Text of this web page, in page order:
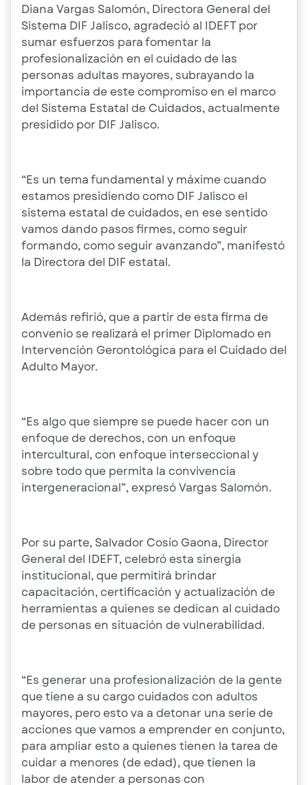
Diana Vargas Salomón, Directora General del
Sistema DIF Jalisco, agradeció al IDEFT por
sumar esfuerzos para fomentar la
profesionalización en el cuidado de las
personas adultas mayores, subrayando la
importancia de este compromiso en el marco
del Sistema Estatal de Cuidados, actualmente
presidido por DIF Jalisco.
“Es un tema fundamental y máxime cuando
estamos presidiendo como DIF Jalisco el
sistema estatal de cuidados, en ese sentido
vamos dando pasos firmes, como seguir
formando, como seguir avanzando”, manifestó
la Directora del DIF estatal.
Además refirió, que a partir de esta firma de
convenio se realizará el primer Diplomado en
Intervención Gerontológica para el Cuidado del
Adulto Mayor.
“Es algo que siempre se puede hacer con un
enfoque de derechos, con un enfoque
intercultural, con enfoque interseccional y
sobre todo que permita la convivencia
intergeneracional”, expresó Vargas Salomón.
Por su parte, Salvador Cosío Gaona, Director
General del IDEFT, celebró esta sinergia
institucional, que permitirá brindar
capacitación, certificación y actualización de
herramientas a quienes se dedican al cuidado
de personas en situación de vulnerabilidad.
“Es generar una profesionalización de la gente
que tiene a su cargo cuidados con adultos
mayores, pero esto va a detonar una serie de
acciones que vamos a emprender en conjunto,
para ampliar esto a quienes tienen la tarea de
cuidar a menores (de edad), que tienen la
labor de atender a personas con